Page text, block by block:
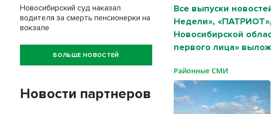
Все выпуски
Недели»,
Новосибирской
первого лица»
Районные СМИ
Новосибирский суд наказал
водителя за смерть пенсионерки на
вокзале
БОЛЬШЕ НОВОСТЕЙ
Новости партнеров